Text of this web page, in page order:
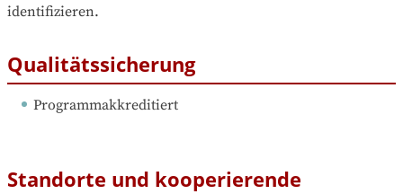
identifizieren.
Qualitätssicherung
Programmakkreditiert
Standorte und kooperierende